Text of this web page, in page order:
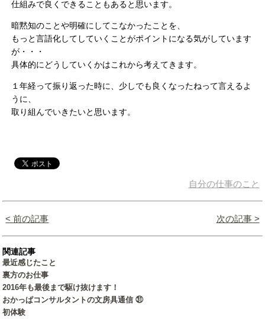
仕組みで良くできることもあると思います。
暗黙知のことや明確にしてこなかったことを、
もっと言語化してしていくことがポイントになる気がしています
が・・・
具体的にどうしていくかはこれから考えてきます。
１年経って振り返った時に、少しでも良くなったねって言えるよ
うに、
取り組んでいきたいと思います。
自分の仕事のこと
< 前の記事 次の記事 >
関連記事
最近感じたこと
裏方のお仕事
2016年も最後まで駆け抜けます！
おかっぱコンサルタントの文房具通信 ㉛
初体験